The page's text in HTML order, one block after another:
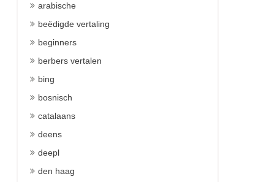
arabische
beëdigde vertaling
beginners
berbers vertalen
bing
bosnisch
catalaans
deens
deepl
den haag